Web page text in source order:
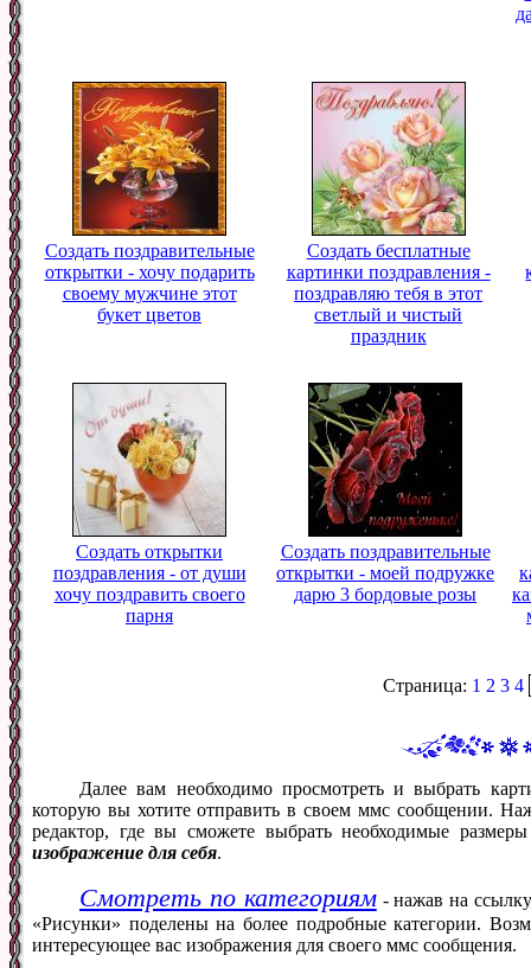
Создать поздравительные
открытки - хочу подарить
своему мужчине этот
букет цветов
Создать бесплатные
картинки поздравления -
поздравляю тебя в этот
светлый и чистый
праздник
Создать открытки
поздравления - от души
хочу поздравить своего
парня
Создать поздравительные
открытки - моей подружке
дарю 3 бордовые розы
Страница: 1 2 3 4
Далее вам необходимо просмотреть и выбрать
которую вы хотите отправить в своем ммс сообщении.
редактор, где вы сможете выбрать необходимые
изображение для себя.
Смотреть по категориям- нажав на
«Рисунки» поделены на более подробные категории.
интересующее вас изображения для своего ммс сообщения.